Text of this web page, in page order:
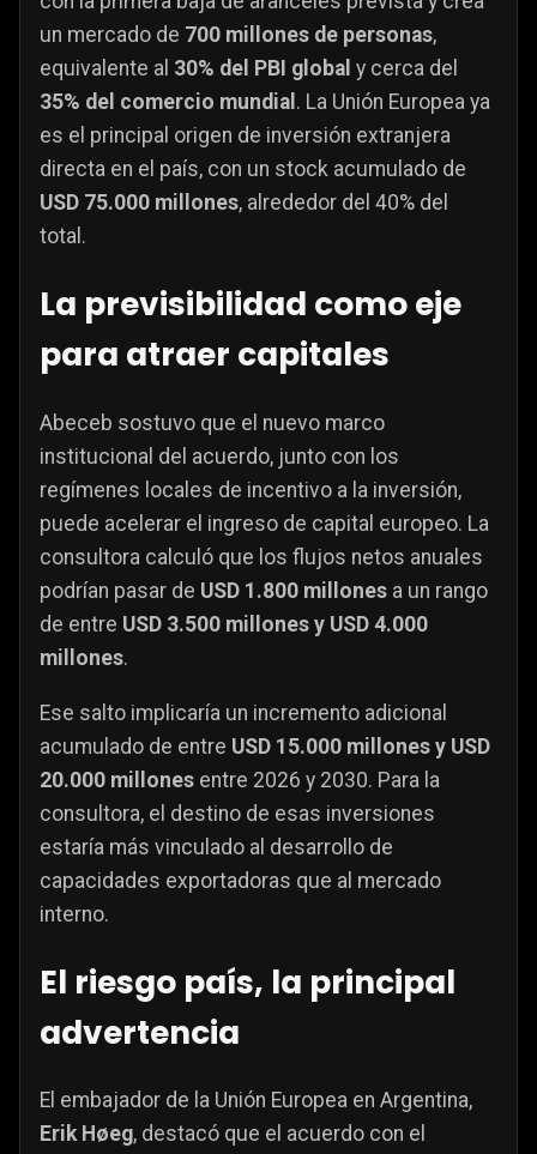
un mercado de 700 millones de personas,
equivalente al 30% del PBI global y cerca del
35% del comercio mundial . La Unión Europea ya
es el principal origen de inversión extranjera
directa en el país, con un stock acumulado de
USD 75.000 millones, alrededor del 40% del
total.
La previsibilidad como eje
para atraer capitales
Abeceb sostuvo que el nuevo marco
institucional del acuerdo, junto con los
regímenes locales de incentivo a la inversión,
puede acelerar el ingreso de capital europeo. La
consultora calculó que los flujos netos anuales
podrían pasar de USD 1.800 millones a un rango
de entre USD 3.500 millones y USD 4.000
millones.
Ese salto implicaría un incremento adicional
acumulado de entre USD 15.000 millones y USD
20.000 millones entre 2026 y 2030. Para la
consultora, el destino de esas inversiones
estaría más vinculado al desarrollo de
capacidades exportadoras que al mercado
interno.
El riesgo país, la principal
advertencia
El embajador de la Unión Europea en Argentina,
Erik Høeg, destacó que el acuerdo con el